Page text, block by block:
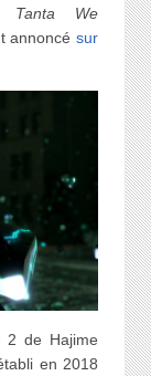
Tanta We
annoncésur
2 de Hajime
en 2018